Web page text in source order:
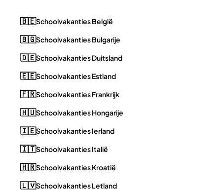
🇧🇪Schoolvakanties België
🇧🇬Schoolvakanties Bulgarije
🇩🇪Schoolvakanties Duitsland
🇪🇪Schoolvakanties Estland
🇫🇷Schoolvakanties Frankrijk
🇭🇺Schoolvakanties Hongarije
🇮🇪Schoolvakanties Ierland
🇮🇹Schoolvakanties Italië
🇭🇷Schoolvakanties Kroatië
🇱🇻Schoolvakanties Letland